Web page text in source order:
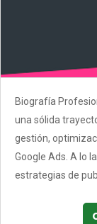
Biografía
una sólida
gestión,
Google Ads. A lo
estrategias de